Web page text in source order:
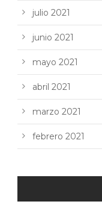
julio 2021
junio 2021
mayo 2021
abril 2021
marzo 2021
febrero 2021